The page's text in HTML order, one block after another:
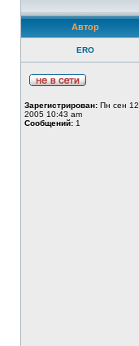
Автор
ERO
Зарегистрирован: Пн сен 12,
2005 10:43 am
Сообщений: 1